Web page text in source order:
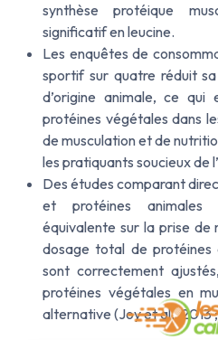
synthèse protéique
significatif en leucine.
Les enquêtes de
sportif sur quatre réduit
d’origine animale, ce qui
protéines végétales dans
de musculation et de
les pratiquants soucieux de
Des études comparant
et protéines animales
équivalente sur la prise de
dosage total de protéines
sont correctement
protéines végétales en
alternative (Joy et al., 2013